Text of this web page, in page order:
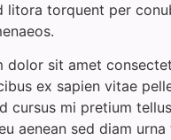
litora torquent per
dolor sit amet
ex sapien vitae
cursus mi pretium
aenean sed diam